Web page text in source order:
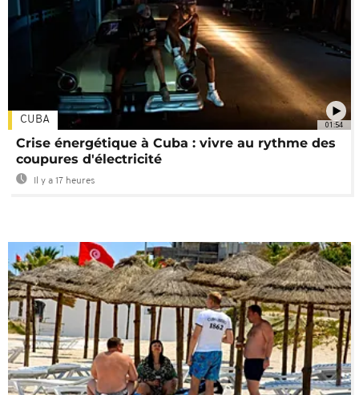
01:54
CUBA
Crise énergétique à Cuba : vivre au rythme des
coupures d'électricité
Il y a 17 heures